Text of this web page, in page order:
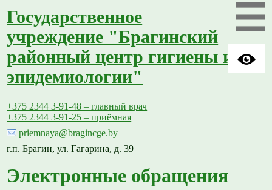
Государственное
учреждение "Брагинский
районный центр гигиены и
эпидемиологии"
+375 2344 3-91-48 – главный врач
+375 2344 3-91-25 – приёмная
priemnaya@bragincge.by
г.п. Брагин, ул. Гагарина, д. 39
Электронные обращения